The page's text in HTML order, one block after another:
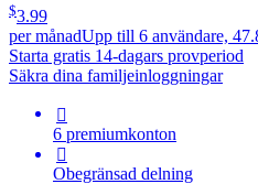
$3.99
per månadUpp till 6 användare,
Starta gratis 14-dagars provperiod
Säkra dina familjeinloggningar

6 premiumkonton

Obegränsad delning